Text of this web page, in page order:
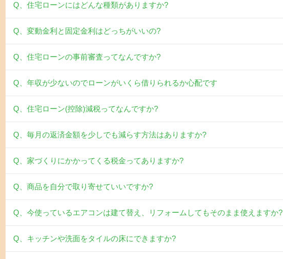
Q、住宅ローンにはどんな種類がありますか?
Q、変動金利と固定金利はどっちがいいの?
Q、住宅ローンの事前審査ってなんですか?
Q、年収が少ないのでローンがいくら借りられるか心配です
Q、住宅ローン(控除)減税ってなんですか?
Q、毎月の返済金額を少しでも減らす方法はありますか?
Q、家づくりにかかってくる税金ってありますか?
Q、商品を自分で取り寄せていいですか?
Q、今使っているエアコンは建て替え、リフォームしてもそのまま使えますか?
Q、キッチンや洗面をタイルの床にできますか?